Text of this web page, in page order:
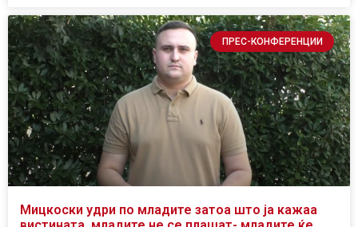
ПРЕС-КОНФЕРЕНЦИИ
Мицкоски удри по младите затоа што ја кажаа